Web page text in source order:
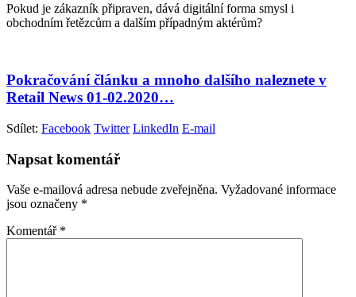
Pokud je zákazník připraven, dává digitální forma smysl i
obchodním řetězcům a dalším případným aktérům?
Pokračování článku a mnoho dalšího naleznete v
Retail News 01-02.2020…
Sdílet: Facebook Twitter LinkedIn E-mail
Napsat komentář
Vaše e-mailová adresa nebude zveřejněna. Vyžadované informace
jsou označeny *
Komentář *